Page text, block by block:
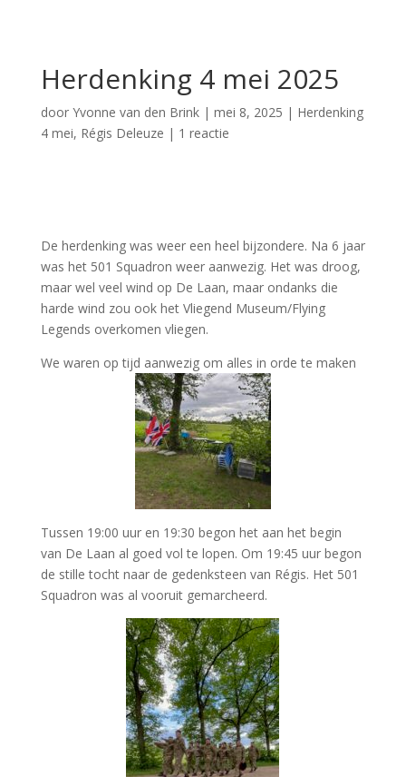
Herdenking 4 mei 2025
door Yvonne van den Brink| mei 8, 2025 | Herdenking
4 mei, Régis Deleuze | 1 reactie
De herdenking was weer een heel bijzondere. Na 6 jaar
was het 501 Squadron weer aanwezig. Het was droog,
maar wel veel wind op De Laan, maar ondanks die
harde wind zou ook het Vliegend Museum/Flying
Legends overkomen vliegen.
We waren op tijd aanwezig om alles in orde te maken
Tussen 19:00 uur en 19:30 begon het aan het begin
van De Laan al goed vol te lopen. Om 19:45 uur begon
de stille tocht naar de gedenksteen van Régis. Het 501
Squadron was al vooruit gemarcheerd.